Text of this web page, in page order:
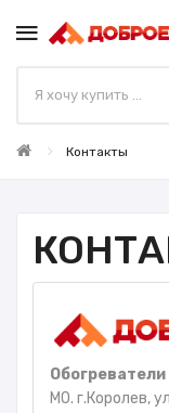
Контакты
МО. г.Королев,